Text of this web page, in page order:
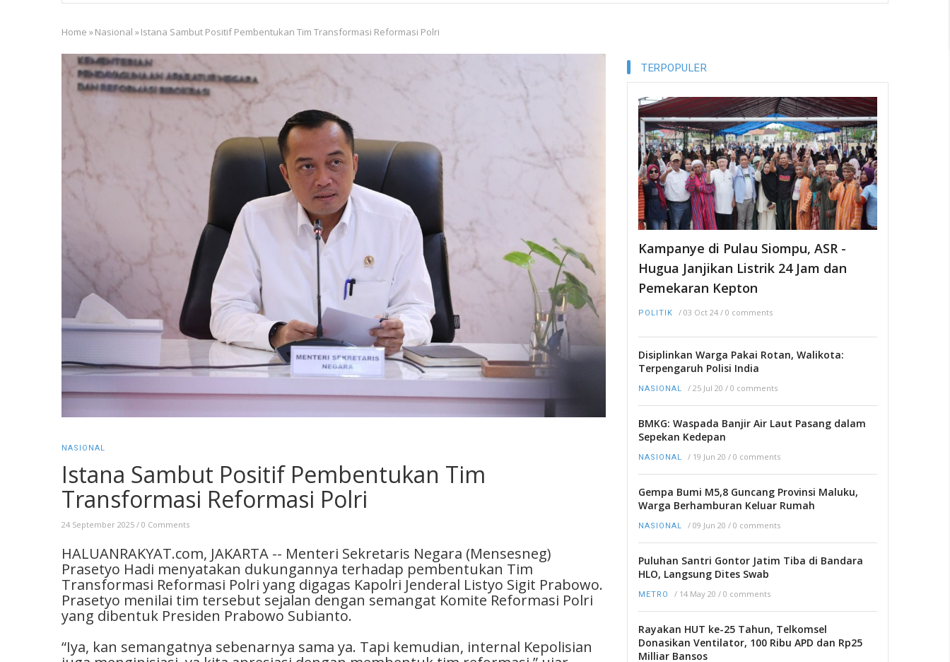
Breadcrumb
Home »Nasional »Istana Sambut Positif Pembentukan Tim Transformasi Reformasi Polri
NASIONAL
Istana Sambut Positif Pembentukan Tim
Transformasi Reformasi Polri
24 September 2025 / 0 Comments
HALUANRAKYAT.com, JAKARTA -- Menteri Sekretaris Negara (Mensesneg)
Prasetyo Hadi menyatakan dukungannya terhadap pembentukan Tim
Transformasi Reformasi Polri yang digagas Kapolri Jenderal Listyo Sigit Prabowo.
Prasetyo menilai tim tersebut sejalan dengan semangat Komite Reformasi Polri
yang dibentuk Presiden Prabowo Subianto.
“Iya, kan semangatnya sebenarnya sama ya. Tapi kemudian, internal Kepolisian
TERPOPULER
Kampanye di Pulau Siompu, ASR -
Hugua Janjikan Listrik 24 Jam dan
Pemekaran Kepton
POLITIK / 03 Oct 24 / 0 comments
Disiplinkan Warga Pakai Rotan, Walikota:
Terpengaruh Polisi India
NASIONAL / 25 Jul 20 / 0 comments
BMKG: Waspada Banjir Air Laut Pasang dalam
Sepekan Kedepan
NASIONAL / 19 Jun 20 / 0 comments
Gempa Bumi M5,8 Guncang Provinsi Maluku,
Warga Berhamburan Keluar Rumah
NASIONAL / 09 Jun 20 / 0 comments
Puluhan Santri Gontor Jatim Tiba di Bandara
HLO, Langsung Dites Swab
METRO / 14 May 20 / 0 comments
Rayakan HUT ke-25 Tahun, Telkomsel
Donasikan Ventilator, 100 Ribu APD dan Rp25
Milliar Bansos